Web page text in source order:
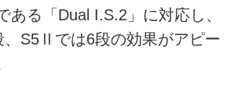
ある「Dual I.S.2」に対応し、
、S5Ⅱでは6段の効果がアピー